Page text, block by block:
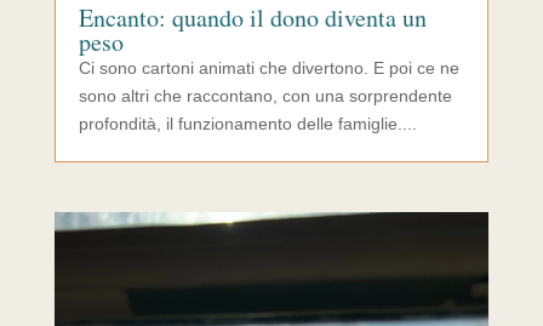
Encanto: quando il dono diventa un
peso
Ci sono cartoni animati che divertono. E poi ce ne
sono altri che raccontano, con una sorprendente
profondità, il funzionamento delle famiglie....